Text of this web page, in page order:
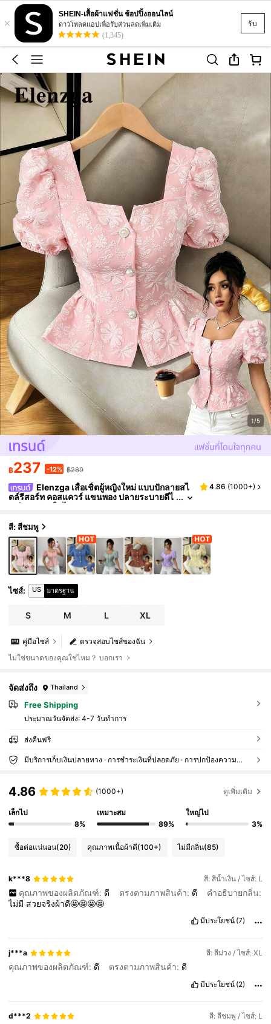
รับ
×
SHEIN-เสื้อผ้าแฟชั่น ช้อปปิ้งออนไลน์
ดาวโหลดแอปเพื่อรับส่วนลดเพิ่มเติม
(1,345)
1/5
฿237 -12% ฿269
Elenzga เสื้อเชิ้ตผู้หญิงใหม่ แบบปักลายสไ
ตล์รีสอร์ท คอสแควร์ แขนพอง ปลายระบายดีไ
4.86 (1000+)
สี: สีชมพู
ไซส์: US มาตรฐาน
S M L XL
ตรวจสอบไซส์ของฉัน
คู่มือไซส์
ไม่ใช่ขนาดของคุณใช่ไหม？ บอกเรา
จัดส่งถึง Thailand
Free Shipping
ประมาณวันจัดส่ง: 4-7 วันทำการ
ส่งคืนฟรี
มีบริการเก็บเงินปลายทาง · การชำระเงินที่ปลอดภัย · การปกป้องความเป็นส่วนตัว
4.86 (1000+) ดูเพิ่มเติม
เล็กไป
8%
เหมาะสม
89%
ใหญ่ไป
3%
ซื้อต่อแน่นอน(20) คุณภาพเนื้อผ้าดี(100+) ไม่มีกลิ่น(85)
k***8 สี: สีน้ำเงิน / ไซส์: L
คุณภาพของผลิตภัณฑ์: ดี ตรงตามภาพสินค้า: ดี
คำอธิบายกลิ่น:
ไม่มี สวยจริงผ้าดี🤩🤩🤩🤩
มีประโยชน์ (7)
j***a สี: สีม่วง / ไซส์: XL
คุณภาพของผลิตภัณฑ์: ดี ตรงตามภาพสินค้า: ดี
มีประโยชน์ (2)
d***2 สี: สีชมพู / ไซส์: L